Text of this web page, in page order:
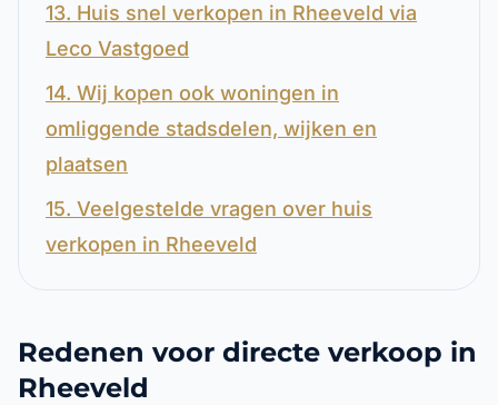
13. Huis snel verkopen in Rheeveld via
Leco Vastgoed
14. Wij kopen ook woningen in
omliggende stadsdelen, wijken en
plaatsen
15. Veelgestelde vragen over huis
verkopen in Rheeveld
Redenen voor directe verkoop in
Rheeveld